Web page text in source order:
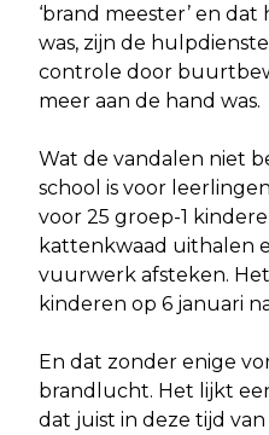
‘brand meester’ en
was, zijn de
controle door
meer aan de hand was.
Wat de vandalen niet
school is voor
voor 25 groep-1
kattenkwaad uithalen
vuurwerk afsteken.
kinderen op 6 januari
En dat zonder enige
brandlucht. Het lijkt
dat juist in deze tijd